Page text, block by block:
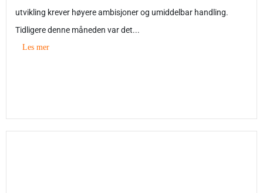
utvikling krever høyere ambisjoner og umiddelbar handling.
Tidligere denne måneden var det...
Les mer